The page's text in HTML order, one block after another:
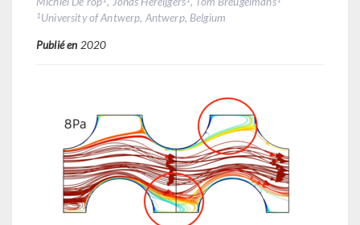
1University of Antwerp, Antwerp, Belgium
Publié en 2020